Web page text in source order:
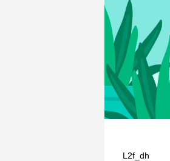
L2f_dh